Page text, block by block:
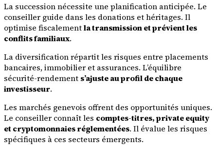
La succession nécessite une planification anticipée. Le
conseiller guide dans les donations et héritages. Il
optimise fiscalementla transmission et prévient les
conflits familiaux.
La diversification répartit les risques entre placements
bancaires, immobilier et assurances. L’équilibre
sécurité-rendement s’ajuste au profil de chaque
investisseur.
Les marchés genevois offrent des opportunités uniques.
Le conseiller connaît les comptes-titres, private equity
et cryptomonnaies réglementées. Il évalue les risques
spécifiques à ces secteurs émergents.